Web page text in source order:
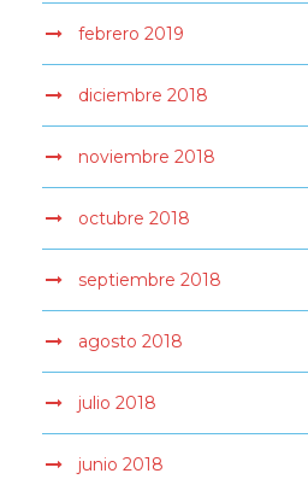
febrero 2019
diciembre 2018
noviembre 2018
octubre 2018
septiembre 2018
agosto 2018
julio 2018
junio 2018